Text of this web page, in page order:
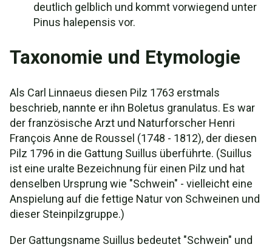
deutlich gelblich und kommt vorwiegend unter
Pinus halepensis vor.
Taxonomie und Etymologie
Als Carl Linnaeus diesen Pilz 1763 erstmals
beschrieb, nannte er ihn Boletus granulatus. Es war
der französische Arzt und Naturforscher Henri
François Anne de Roussel (1748 - 1812), der diesen
Pilz 1796 in die Gattung Suillus überführte. (Suillus
ist eine uralte Bezeichnung für einen Pilz und hat
denselben Ursprung wie "Schwein" - vielleicht eine
Anspielung auf die fettige Natur von Schweinen und
dieser Steinpilzgruppe.)
Der Gattungsname Suillus bedeutet "Schwein" und